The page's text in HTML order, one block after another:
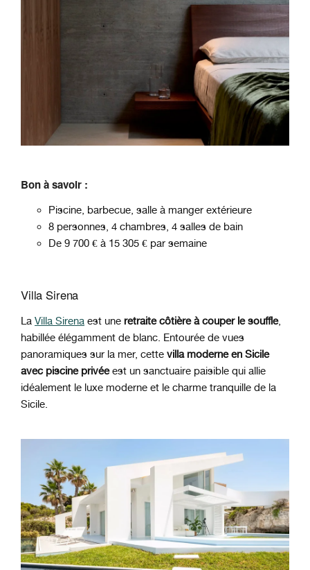
Bon à savoir :
Piscine, barbecue, salle à manger extérieure
8 personnes, 4 chambres, 4 salles de bain
De 9 700 € à 15 305 € par semaine
Villa Sirena
La Villa Sirena est une retraite côtière à couper le souffle,
habillée élégamment de blanc. Entourée de vues
panoramiques sur la mer, cette villa moderne en Sicile
avec piscine privéeest un sanctuaire paisible qui allie
idéalement le luxe moderne et le charme tranquille de la
Sicile.